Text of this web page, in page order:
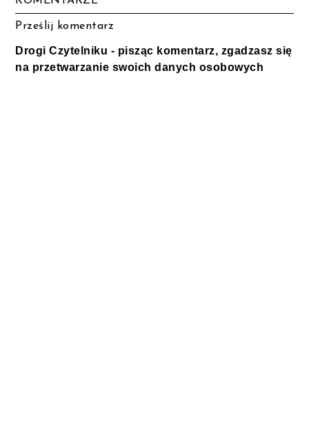
Prześlij komentarz
Drogi Czytelniku - pisząc komentarz, zgadzasz się
na przetwarzanie swoich danych osobowych